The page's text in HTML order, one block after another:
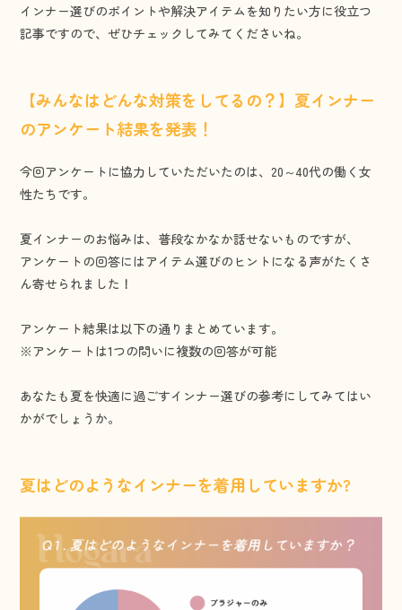
インナー選びのポイントや解決アイテムを知りたい方に役立つ
記事ですので、ぜひチェックしてみてくださいね。
【みんなはどんな対策をしてるの？】夏インナー
のアンケート結果を発表！
今回アンケートに協力していただいたのは、20～40代の働く女
性たちです。
夏インナーのお悩みは、普段なかなか話せないものですが、
アンケートの回答にはアイテム選びのヒントになる声がたくさ
ん寄せられました！
アンケート結果は以下の通りまとめています。
※アンケートは1つの問いに複数の回答が可能
あなたも夏を快適に過ごすインナー選びの参考にしてみてはい
かがでしょうか。
夏はどのようなインナーを着用していますか?